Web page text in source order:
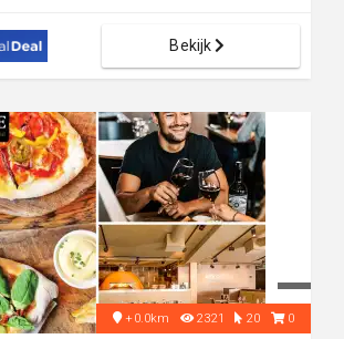
Bekijk
+0.0km 2321 20 0